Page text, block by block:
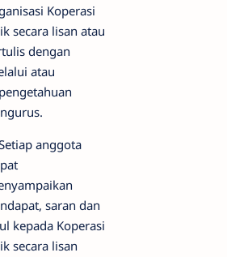
Koperasi
secara lisan atau
dengan
atau
anggota
saran dan
kepada Koperasi
secara lisan